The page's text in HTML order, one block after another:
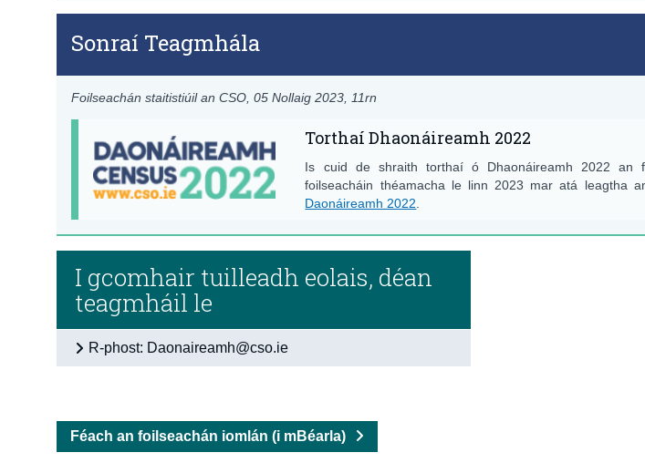
Sonraí Teagmhála
Foilseachán staitistiúil an CSO,05 Nollaig 2023 , 11rn
Torthaí Dhaonáireamh 2022
Is cuid de shraith torthaí ó Dhaonáireamh 2022 an
foilseacháin théamacha le linn 2023 mar atá leagtha
Daonáireamh 2022
I gcomhair tuilleadh eolais, déan
teagmháil le
R-phost: Daonaireamh@cso.ie
Féach an foilseachán iomlán (i mBéarla)